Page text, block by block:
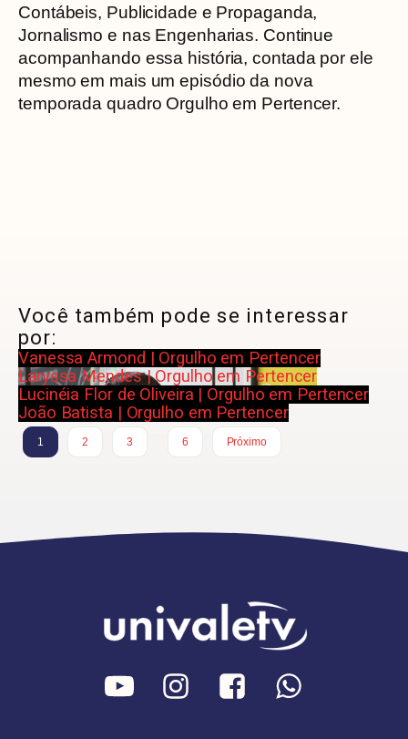
Contábeis, Publicidade e Propaganda,
Jornalismo e nas Engenharias. Continue
acompanhando essa história, contada por ele
mesmo em mais um episódio da nova
temporada quadro Orgulho em Pertencer.
Você também pode se interessar
por:
Vanessa Armond | Orgulho em Pertencer
Laryssa Mendes | Orgulho em Pertencer
Lucinéia Flor de Oliveira | Orgulho em Pertencer
João Batista | Orgulho em Pertencer
1 2 3
6
Próximo